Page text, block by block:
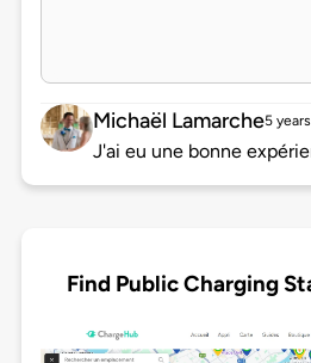
Michaël Lamarche5
J'ai eu une bonne
Find Public Charging